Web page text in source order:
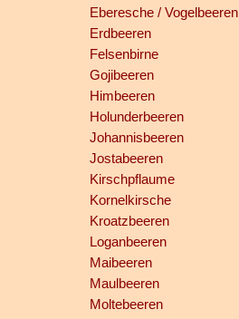
Eberesche / Vogelbeeren
Erdbeeren
Felsenbirne
Gojibeeren
Himbeeren
Holunderbeeren
Johannisbeeren
Jostabeeren
Kirschpflaume
Kornelkirsche
Kroatzbeeren
Loganbeeren
Maibeeren
Maulbeeren
Moltebeeren